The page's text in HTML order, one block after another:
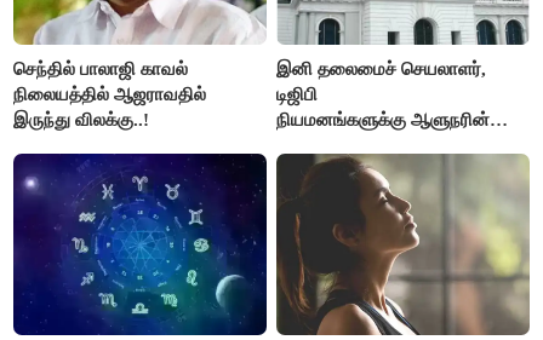
செந்தில் பாலாஜி காவல்
நிலையத்தில் ஆஜராவதில்
இருந்து விலக்கு..!
இனி தலைமைச் செயலாளர்,
டிஜிபி
நியமனங்களுக்கு ஆளுநரின்
தமிழ்நாடு அரசு அதிரடி..!